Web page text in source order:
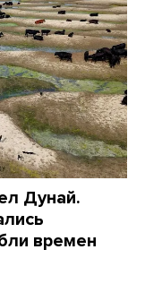
Дунай.
времен